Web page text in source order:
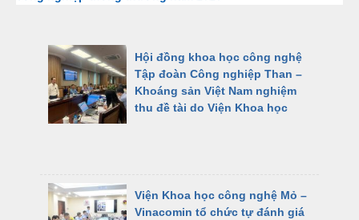
Hội đồng khoa học công nghệ
Tập đoàn Công nghiệp Than –
Khoáng sản Việt Nam nghiệm
thu đề tài do Viện Khoa học
Viện Khoa học công nghệ Mỏ –
Vinacomin tổ chức tự đánh giá